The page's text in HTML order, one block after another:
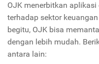
OJK menerbitkan
terhadap sektor
begitu, OJK bisa
dengan lebih mudah.
antara lain: